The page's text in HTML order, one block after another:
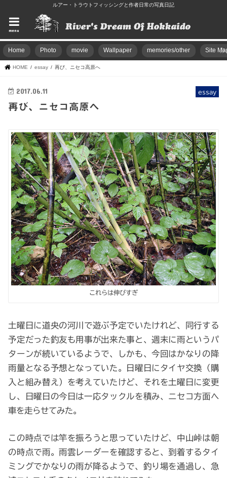
ルアー・トラウトフィッシングと作者日常の写真日記
menu
Home Photo movie Wallpaper memories/other Site
HOME essay 再び、ニセコ高原へ
essay
2017.06.11
再び、ニセコ高原へ
これらは伸びすぎ
土曜日に道央の河川で遊ぶ予定でいたけれど、同行する
予定だった釣友も用事が出来た事と、週末に雨というパ
ターンが続いているようで、しかも、今回はかなりの降
雨量となる予想となっていた。日曜日にタイヤ交換（購
入と組み替え）を考えていたけど、それを土曜日に変更
し、日曜日の今日は一応タックルを積み、ニセコ方面へ
車を走らせてみた。
この時点では竿を振ろうと思っていたけど、中山峠は朝
の時点で雨。雨雲レーダーを確認すると、到着するタイ
ミングでかなりの雨が降るようで、釣り場を通過し、急